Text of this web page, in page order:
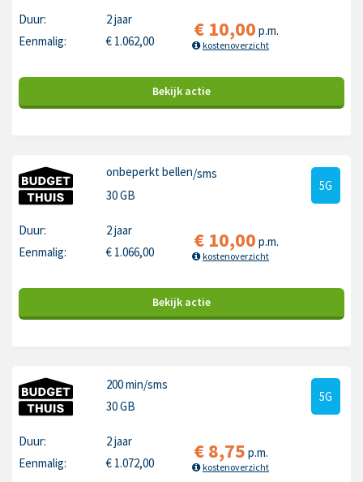
Duur:
2 jaar
Eenmalig:
€ 1.062,00 € 10,00 p.m.
kostenoverzicht
Bekijk actie
onbeperkt bellen/sms
30 GB
5G
Duur:
2 jaar
Eenmalig:
€ 1.066,00 € 10,00 p.m.
kostenoverzicht
Bekijk actie
200 min/sms
30 GB
5G
Duur:
2 jaar
Eenmalig:
€ 1.072,00 €8,75 p.m.
kostenoverzicht